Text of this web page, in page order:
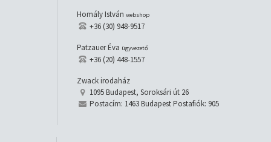
Homály István webshop
+36 (30) 948-9517
Patzauer Éva ügyvezető
+36 (20) 448-1557
Zwack irodaház
1095 Budapest, Soroksári út 26
Postacím: 1463 Budapest Postafiók: 905